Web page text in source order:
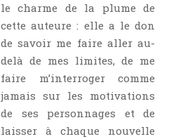
le charme de la plume de
cette auteure : elle a le don
de savoir me faire aller au-
delà de mes limites, de me
faire m’interroger comme
jamais sur les motivations
de ses personnages et de
laisser à chaque nouvelle